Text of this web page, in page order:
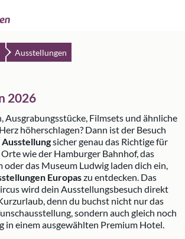
Ausstellungen
2026
Ausgrabungsstücke, Filmsets und ähnliche
höherschlagen? Dann ist der Besuch
sicher genau das Richtige für
wie der Hamburger Bahnhof, das
oder das Museum Ludwig laden dich ein,
Europaszu entdecken. Das
wird dein Ausstellungsbesuch direkt
denn du buchst nicht nur das
sondern auch gleich noch
in einem ausgewählten Premium Hotel.